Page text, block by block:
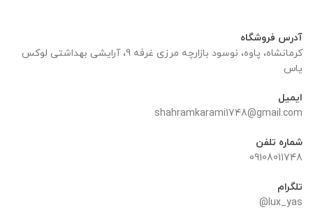
آدرس فروشگاه
کرمانشاه، پاوه، نوسود بازارچه مرزی غرفه 9، آرایشی بهداشتی لوکس
یاس
ایمیل
shahramkarami1748@gmail.com
شماره تلفن
09108011748
تلگرام
lux_yas@